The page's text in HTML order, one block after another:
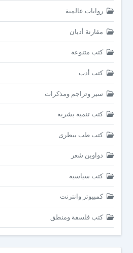
روايات عالمية
مقارنة أديان
كتب متنوعة
كتب أدب
سير وتراجم ومذكرات
كتب تنمية بشرية
كتب طب بيطرى
دواوين شعر
كتب سياسية
كمبيوتر وانترنت
كتب فلسفة ومنطق